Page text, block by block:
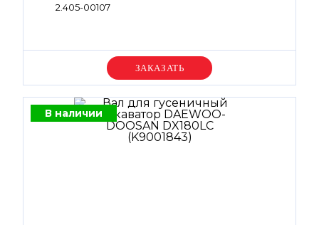
2.405-00107
Уточняйте цену
В наличии